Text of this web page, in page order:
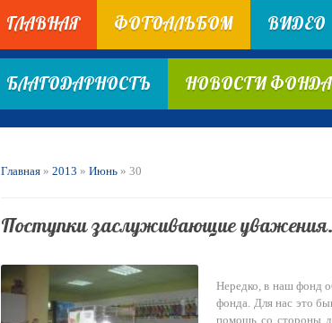
ГЛАВНАЯ ФОТОАЛЬБОМ ВИДЕО
БЛАГОДАРНОСТЬ НОВОСТИ ФОНДА
Главная » 2013 » Июнь » 30
Поступки заслуживающие уважения.
Нередко, в наш фонд
фонда. Для нас это
помощь со стороны